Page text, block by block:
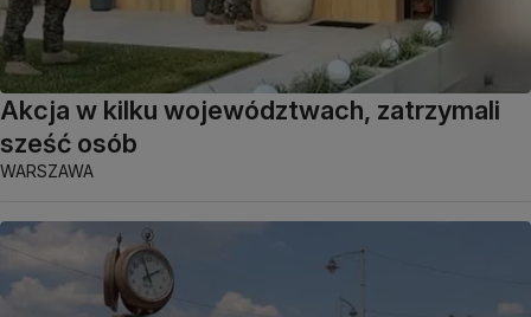
Akcja w kilku województwach, zatrzymali
sześć osób
WARSZAWA